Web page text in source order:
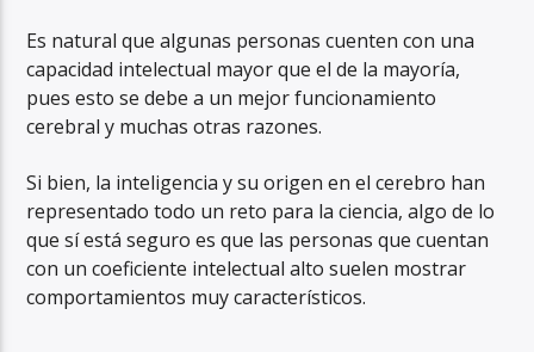
Es natural que algunas personas cuenten con una
capacidad intelectual mayor que el de la mayoría,
pues esto se debe a un mejor funcionamiento
cerebral y muchas otras razones.
Si bien, la inteligencia y su origen en el cerebro han
representado todo un reto para la ciencia, algo de lo
que sí está seguro es que las personas que cuentan
con un coeficiente intelectual alto suelen mostrar
comportamientos muy característicos.